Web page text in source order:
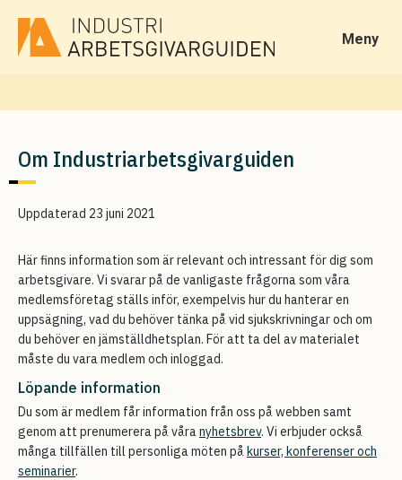
Meny
Om Industriarbetsgivarguiden
Uppdaterad 23 juni 2021
Här finns information som är relevant och intressant för dig som
arbetsgivare. Vi svarar på de vanligaste frågorna som våra
medlemsföretag ställs inför, exempelvis hur du hanterar en
uppsägning, vad du behöver tänka på vid sjukskrivningar och om
du behöver en jämställdhetsplan. För att ta del av materialet
måste du vara medlem och inloggad.
Löpande information
Du som är medlem får information från oss på webben samt
genom att prenumerera på våranyhetsbrev. Vi erbjuder också
många tillfällen till personliga möten påkurser, konferenser och
seminarier.